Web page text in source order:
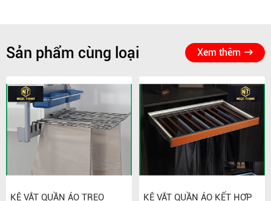
Sản phẩm cùng loại Xem thêm
KỆ VẮT QUẦN ÁO TREO KỆ VẮT QUẦN ÁO KẾT HỢP